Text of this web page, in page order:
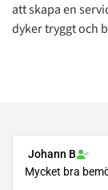
att skapa en
dyker tryggt och